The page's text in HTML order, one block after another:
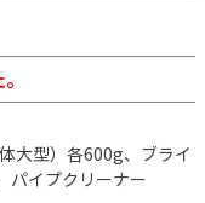
大型）各600g、ブライ
パイプクリーナー